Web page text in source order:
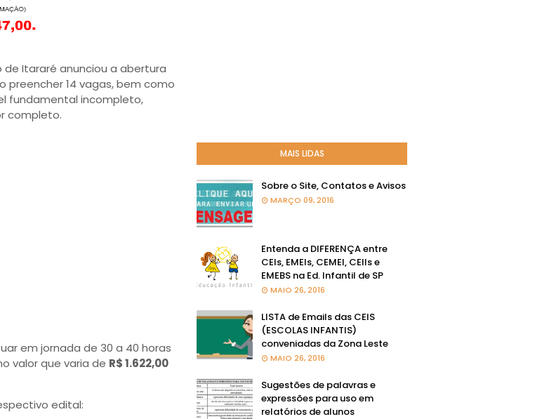
de Itararé anunciou a abertura
preencher 14 vagas, bem como
fundamental incompleto,
completo.
em jornada de 30 a 40 horas
valor que varia de R$ 1.622,00
edital:
MAIS LIDAS
Sobre o Site, Contatos e Avisos
MARÇO 09, 2016
Entenda a DIFERENÇA entre
CEIs, EMEIs, CEMEI, CEIIs e
EMEBS na Ed. Infantil de SP
MAIO 26, 2016
LISTA de Emails das CEIS
(ESCOLAS INFANTIS)
conveniadas da Zona Leste
MAIO 26, 2016
Sugestões de palavras e
expressões para uso em
relatórios de alunos